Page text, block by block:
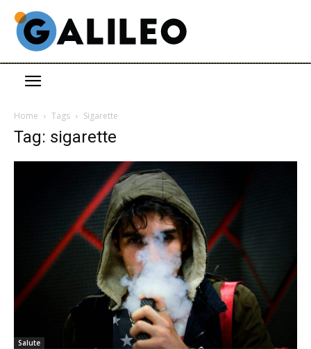
Home Tags Sigarette
Tag: sigarette
Salute